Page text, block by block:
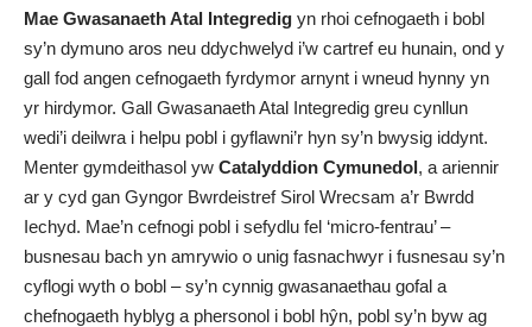
Mae Gwasanaeth Atal Integredig yn rhoi cefnogaeth i bobl
sy’n dymuno aros neu ddychwelyd i’w cartref eu hunain, ond y
gall fod angen cefnogaeth fyrdymor arnynt i wneud hynny yn
yr hirdymor. Gall Gwasanaeth Atal Integredig greu cynllun
wedi’i deilwra i helpu pobl i gyflawni’r hyn sy’n bwysig iddynt.
Menter gymdeithasol yw Catalyddion Cymunedol, a ariennir
ar y cyd gan Gyngor Bwrdeistref Sirol Wrecsam a’r Bwrdd
Iechyd. Mae’n cefnogi pobl i sefydlu fel ‘micro-fentrau’ –
busnesau bach yn amrywio o unig fasnachwyr i fusnesau sy’n
cyflogi wyth o bobl – sy’n cynnig gwasanaethau gofal a
chefnogaeth hyblyg a phersonol i bobl hŷn, pobl sy’n byw ag